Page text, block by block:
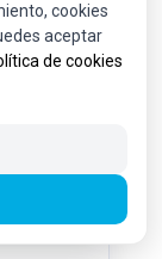
cookies
aceptar
de cookies